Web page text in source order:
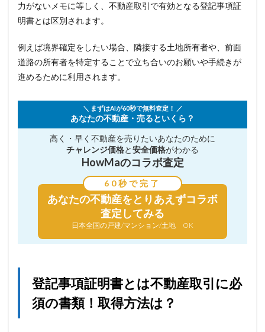
力がないメモに等しく、不動産取引で有効となる登記事項証
明書とは区別されます。
例えば境界確定をしたい場合、隣接する土地所有者や、前面
道路の所有者を特定することで立ち合いのお願いや手続きが
進めるために利用されます。
＼ まずはAIが60秒で無料査定！ ／
あなたの不動産・売るといくら？
高く・早く不動産を売りたいあなたのために
チャレンジ価格と安全価格がわかる
HowMaのコラボ査定
60秒で完了
あなたの不動産をとりあえずコラボ
査定してみる
日本全国の戸建/マンション/土地 OK
登記事項証明書とは不動産取引に必
須の書類！取得方法は？